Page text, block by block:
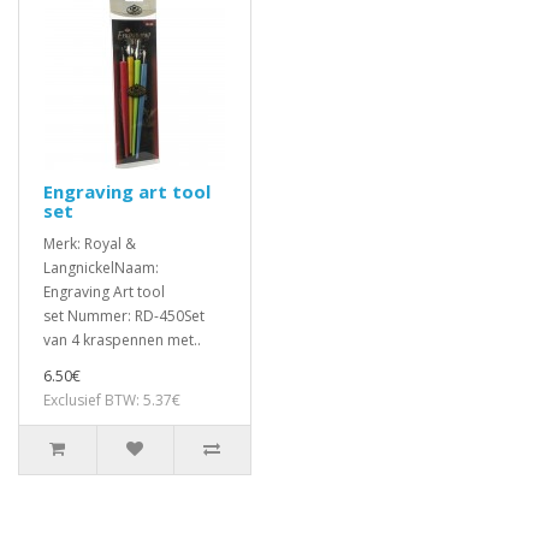
Engraving art tool
set
Merk: Royal &
LangnickelNaam:
Engraving Art tool
set Nummer: RD-450Set
van 4 kraspennen met..
6.50€
Exclusief BTW: 5.37€